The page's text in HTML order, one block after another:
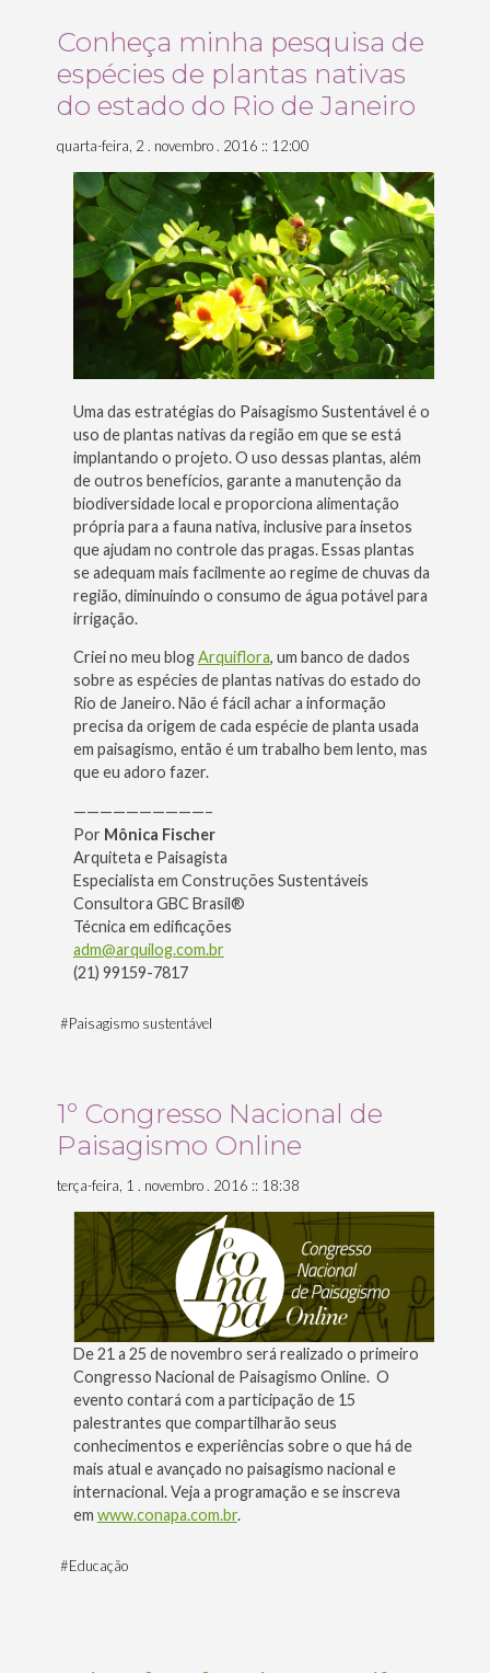
Rio
de
Janeiro”
Conheça minha pesquisa de
espécies de plantas nativas
do estado do Rio de Janeiro
quarta-feira, 2 . novembro . 2016 :: 12:00
Uma das estratégias do Paisagismo Sustentável é o
uso de plantas nativas da região em que se está
implantando o projeto. O uso dessas plantas, além
de outros benefícios, garante a manutenção da
biodiversidade local e proporciona alimentação
própria para a fauna nativa, inclusive para insetos
que ajudam no controle das pragas. Essas plantas
se adequam mais facilmente ao regime de chuvas da
região, diminuindo o consumo de água potável para
irrigação.
Criei no meu blogArquiflora, um banco de dados
sobre as espécies de plantas nativas do estado do
Rio de Janeiro. Não é fácil achar a informação
precisa da origem de cada espécie de planta usada
em paisagismo, então é um trabalho bem lento, mas
que eu adoro fazer.
——————————–
Por Mônica Fischer
Arquiteta e Paisagista
Especialista em Construções Sustentáveis
Consultora GBC Brasil®
Técnica em edificações
adm@arquilog.com.br
(21) 99159-7817
#Paisagismo sustentável
1º Congresso Nacional de
Paisagismo Online
terça-feira, 1 . novembro . 2016 :: 18:38
De 21 a 25 de novembro será realizado o primeiro
Congresso Nacional de Paisagismo Online. O
evento contará com a participação de 15
palestrantes que compartilharão seus
conhecimentos e experiências sobre o que há de
mais atual e avançado no paisagismo nacional e
internacional. Veja a programação e se inscreva
em www.conapa.com.br.
#Educação